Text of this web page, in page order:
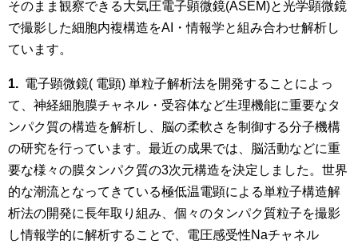
そのまま観察できる大気圧電子顕微鏡(ASEM)と光学顕微鏡
で撮影した細胞内複構造をAI・情報学と組み合わせ解析し
ています。
1. 電子顕微鏡( 電顕) 単粒子解析法を開発することによっ
て、神経細胞膜チャネル・受容体など生理機能に重要なタ
ンパク質の構造を解析し、脳の柔軟さを制御する分子機構
の研究を行っています。最近の成果では、脳活動などに重
要な様々の膜タンパク質の3次元構造を決定しました。世界
的な潮流となってきている極低温電顕による単粒子構造解
析法の開発に長年取り組み、個々のタンパク質粒子を撮影
し情報学的に解析することで、電圧感受性Naチャネル